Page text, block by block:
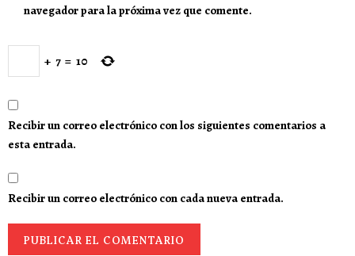
navegador para la próxima vez que comente.
+ 7 = 10
Recibir un correo electrónico con los siguientes comentarios a
esta entrada.
Recibir un correo electrónico con cada nueva entrada.